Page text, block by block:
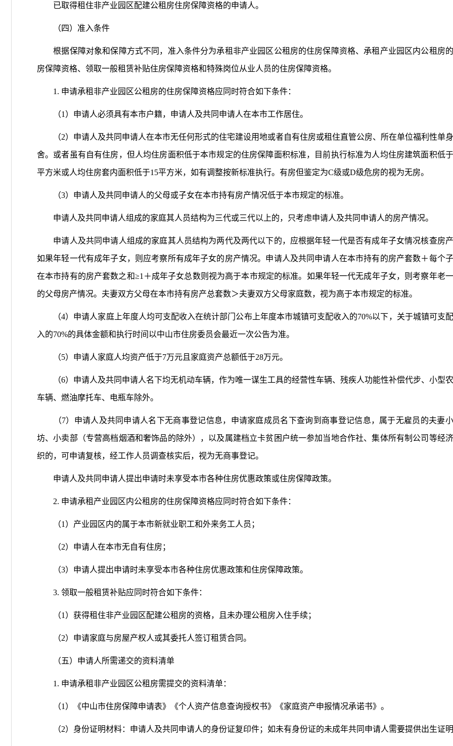
已取得租住非产业园区配建公租房住房保障资格的申请人。
（四）准入条件
根据保障对象和保障方式不同，准入条件分为承租非产业园区公租房的住房保障资格、承租产业园区内公租房
房保障资格、领取一般租赁补贴住房保障资格和特殊岗位从业人员的住房保障资格。
1. 申请承租非产业园区公租房的住房保障资格应同时符合如下条件：
（1）申请人必须具有本市户籍，申请人及共同申请人在本市工作居住。
（2）申请人及共同申请人在本市无任何形式的住宅建设用地或者自有住房或租住直管公房、所在单位福利性单
舍。或者虽有自有住房，但人均住房面积低于本市规定的住房保障面积标准，目前执行标准为人均住房建筑面积低
平方米或人均住房套内面积低于15平方米，如有调整按新标准执行。有房但鉴定为C级或D级危房的视为无房。
（3）申请人及共同申请人的父母或子女在本市持有房产情况低于本市规定的标准。
申请人及共同申请人组成的家庭其人员结构为三代或三代以上的，只考虑申请人及共同申请人的房产情况。
申请人及共同申请人组成的家庭其人员结构为两代及两代以下的，应根据年轻一代是否有成年子女情况核查房
如果年轻一代有成年子女，则应考察所有成年子女的房产情况。申请人及共同申请人在本市持有的房产套数＋每个
在本市持有的房产套数之和≥1＋成年子女总数则视为高于本市规定的标准。如果年轻一代无成年子女，则考察年老
的父母房产情况。夫妻双方父母在本市持有房产总套数＞夫妻双方父母家庭数，视为高于本市规定的标准。
（4）申请人家庭上年度人均可支配收入在统计部门公布上年度本市城镇可支配收入的70%以下，关于城镇可支
入的70%的具体金额和执行时间以中山市住房委员会最近一次公告为准。
（5）申请人家庭人均资产低于7万元且家庭资产总额低于28万元。
（6）申请人及共同申请人名下均无机动车辆，作为唯一谋生工具的经营性车辆、残疾人功能性补偿代步、小型
车辆、燃油摩托车、电瓶车除外。
（7）申请人及共同申请人名下无商事登记信息，申请家庭成员名下查询到商事登记信息，属于无雇员的夫妻
坊、小卖部（专营高档烟酒和奢饰品的除外），以及属建档立卡贫困户统一参加当地合作社、集体所有制公司等经
织的，可申请复核，经工作人员调查核实后，视为无商事登记。
申请人及共同申请人提出申请时未享受本市各种住房优惠政策或住房保障政策。
2. 申请承租产业园区内公租房的住房保障资格应同时符合如下条件：
（1）产业园区内的属于本市新就业职工和外来务工人员；
（2）申请人在本市无自有住房；
（3）申请人提出申请时未享受本市各种住房优惠政策和住房保障政策。
3. 领取一般租赁补贴应同时符合如下条件：
（1）获得租住非产业园区配建公租房的资格，且未办理公租房入住手续；
（2）申请家庭与房屋产权人或其委托人签订租赁合同。
（五）申请人所需递交的资料清单
1. 申请承租非产业园区公租房需提交的资料清单：
（1）《中山市住房保障申请表》《个人资产信息查询授权书》《家庭资产申报情况承诺书》。
（2）身份证明材料：申请人及共同申请人的身份证复印件；如未有身份证的未成年共同申请人需要提供出生证